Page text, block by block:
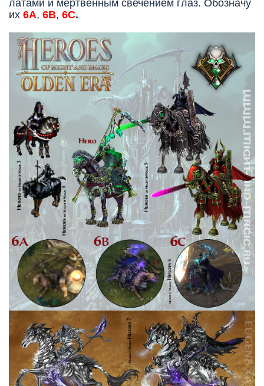
латами и мертвенным свечением глаз. Обозначу
их 6А, 6В, 6С.